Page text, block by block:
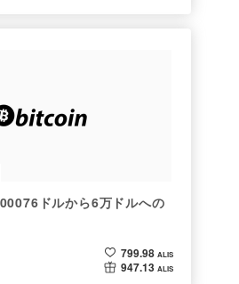
ドルから6万ドルへの
799.98 ALIS
947.13 ALIS